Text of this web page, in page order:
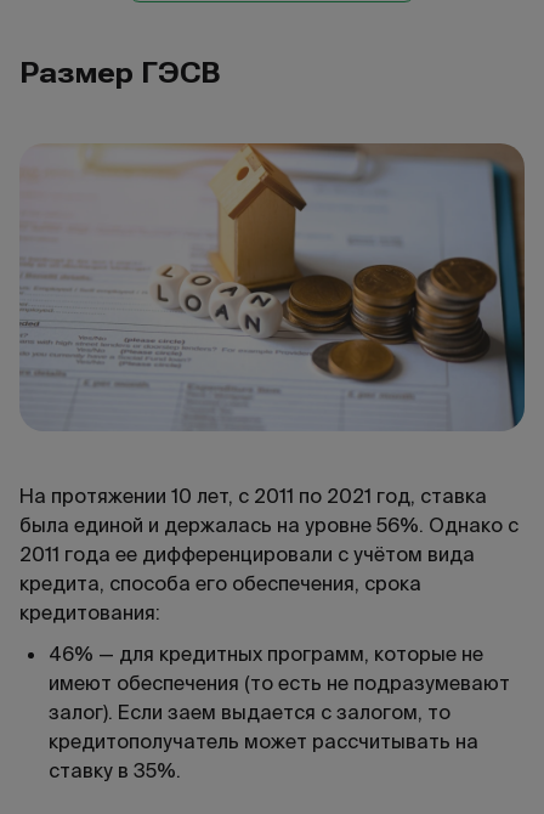
Размер ГЭСВ
На протяжении 10 лет, с 2011 по 2021 год, ставка
была единой и держалась на уровне 56%. Однако с
2011 года ее дифференцировали с учётом вида
кредита, способа его обеспечения, срока
кредитования:
46% — для кредитных программ, которые не
имеют обеспечения (то есть не подразумевают
залог). Если заем выдается с залогом, то
кредитополучатель может рассчитывать на
ставку в 35%.